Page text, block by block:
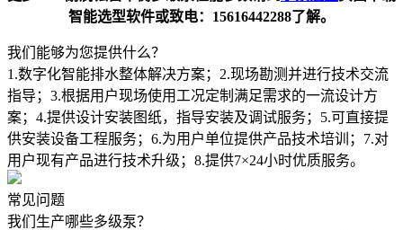
智能选型软件或致电：15616442288了解。
我们能够为您提供什么？
1.数字化智能排水整体解决方案；2.现场勘测并进行技术交流
指导；3.根据用户现场使用工况定制满足需求的一流设计方
案；4.提供设计安装图纸，指导安装及调试服务；5.可直接提
供安装设备工程服务；6.为用户单位提供产品技术培训；7.对
用户现有产品进行技术升级；8.提供7×24小时优质服务。
常见问题
我们生产哪些多级泵？